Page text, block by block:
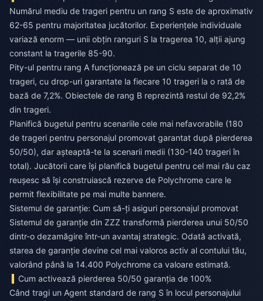
Numărul mediu de trageri pentru un rang S este de aproximativ
62-65 pentru majoritatea jucătorilor. Experiențele individuale
variază enorm — unii obțin ranguri S la tragerea 10, alții ajung
constant la tragerile 85-90.
Pity-ul pentru rang A funcționează pe un ciclu separat de 10
trageri, cu drop-uri garantate la fiecare 10 trageri la o rată de
bază de 7,2%. Obiectele de rang B reprezintă restul de 92,2%
din trageri.
Planifică bugetul pentru scenariile cele mai nefavorabile (180
de trageri pentru personajul promovat garantat după pierderea
50/50), dar așteaptă-te la scenarii medii (130-140 trageri în
total). Jucătorii care își planifică bugetul pentru cel mai rău caz
reușesc să își construiască rezerve de Polychrome care le
permit flexibilitate pe mai multe bannere.
Sistemul de garanție: Cum să-ți asiguri personajul promovat
Sistemul de garanție din ZZZ transformă pierderea unui 50/50
dintr-o dezamăgire într-un avantaj strategic. Odată activată,
starea de garanție devine cel mai valoros activ al contului tău,
valorând până la 14.400 Polychrome ca valoare estimată.
Cum activează pierderea 50/50 garanția de 100%
Când tragi un Agent standard de rang S în locul personajului